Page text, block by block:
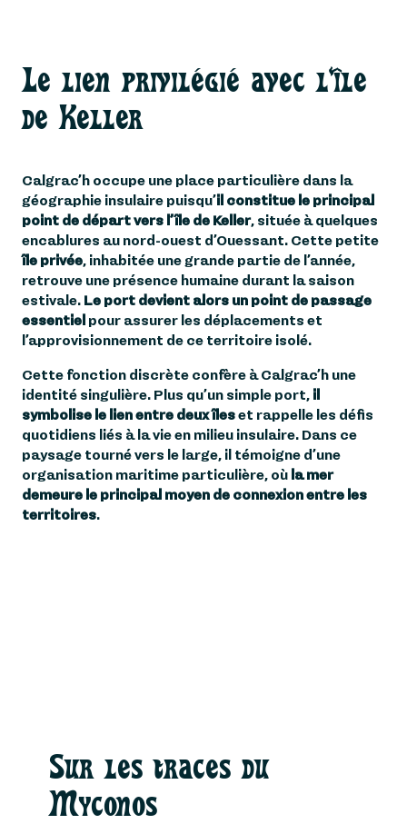
Le lien privilégié avec l'île
de Keller
Calgrac’h occupe une place particulière dans la
géographie insulaire puisqu’il constitue le principal
point de départ vers l’île de Keller, située à quelques
encablures au nord-ouest d’Ouessant. Cette petite
île privée, inhabitée une grande partie de l’année,
retrouve une présence humaine durant la saison
estivale. Le port devient alors un point de passage
essentiel pour assurer les déplacements et
l’approvisionnement de ce territoire isolé.
Cette fonction discrète confère à Calgrac’h une
identité singulière. Plus qu’un simple port, il
symbolise le lien entre deux îleset rappelle les défis
quotidiens liés à la vie en milieu insulaire. Dans ce
paysage tourné vers le large, il témoigne d’une
organisation maritime particulière, où la mer
demeure le principal moyen de connexion entre les
territoires.
Sur les traces du
Myconos